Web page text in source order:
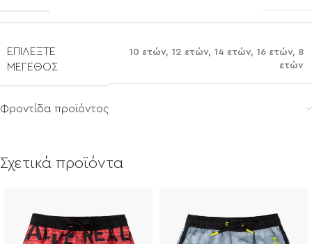
ΕΠΙΛΈΞΤΕ
ΜΈΓΕΘΟΣ
10 ετών, 12 ετών, 14 ετών, 16 ετών, 8
ετών
Φροντίδα προϊόντος
Σχετικά προϊόντα